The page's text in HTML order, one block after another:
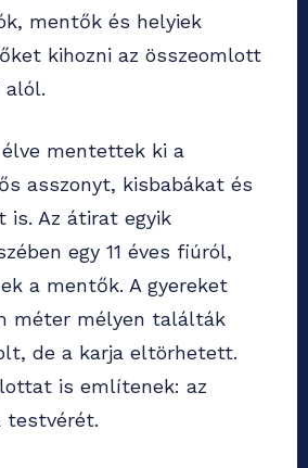
mentők és helyiek
kihozni az összeomlott
alól.
mentettek ki a
asszonyt, kisbabákat és
Az átirat egyik
egy 11 éves fiúról,
a mentők. A gyereket
méter mélyen találták
de a karja eltörhetett.
is említenek: az
testvérét.